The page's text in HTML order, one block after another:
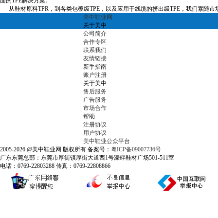
从鞋材原料TPR，到各类包覆级TPE，以及应用于线缆的挤出级TPE，我们紧随市
美中鞋业网
关于美中
公司简介
合作专区
联系我们
友情链接
新手指南
账户注册
关于美中
售后服务
广告服务
市场合作
帮助
注册协议
用户协议
美中鞋业公众平台
2005-2026 @美中鞋业网 版权所有 备案号： 粤ICP备09007736号
广东东莞总部：东莞市厚街镇厚街大道西1号濠畔鞋材广场501-511室
电话：0769-22803288 传真：0769-22808866